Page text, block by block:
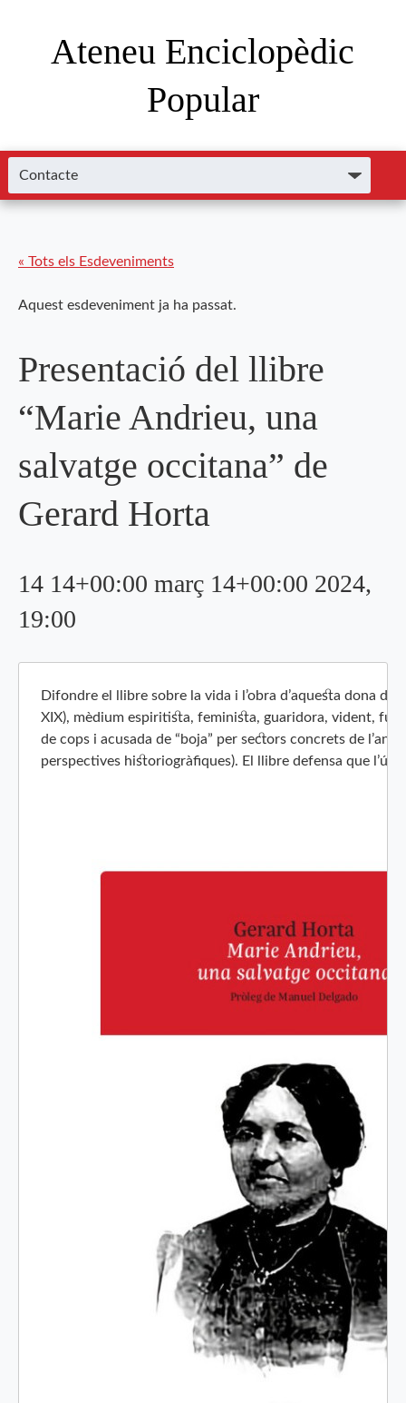
Ateneu Enciclopèdic
Popular
« Tots els Esdeveniments
Aquest esdeveniment ja ha passat.
Presentació del llibre
“Marie Andrieu, una
salvatge occitana” de
Gerard Horta
14 14+00:00 març 14+00:00 2024,
19:00
Difondre el llibre sobre la vida i l’obra d’aquesta dona
XIX), mèdium espiritista, feminista, guaridora, vident,
de cops i acusada de “boja” per sectors concrets de
perspectives historiogràfiques). El llibre defensa que